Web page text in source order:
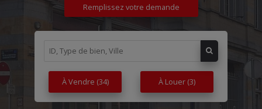
Remplissez votre demande
À Vendre (34) À Louer (3)